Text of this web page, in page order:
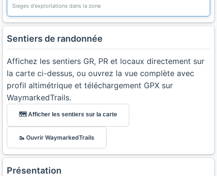
Sieges d'exploitations dans la zone
Sentiers de randonnée
Affichez les sentiers GR, PR et locaux directement sur
la carte ci-dessus, ou ouvrez la vue complète avec
profil altimétrique et téléchargement GPX sur
WaymarkedTrails.
🗺️ Afficher les sentiers sur la carte
🥾 Ouvrir WaymarkedTrails
Présentation